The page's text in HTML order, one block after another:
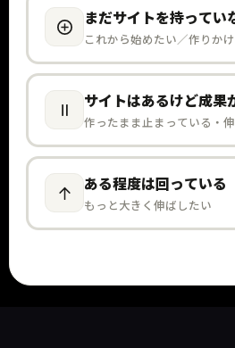
まだサイトを持ってい
これから始めたい／作りかけ
サイトはあるけど成果
作ったまま止まっている・
ある程度は回っている
もっと大きく伸ばしたい